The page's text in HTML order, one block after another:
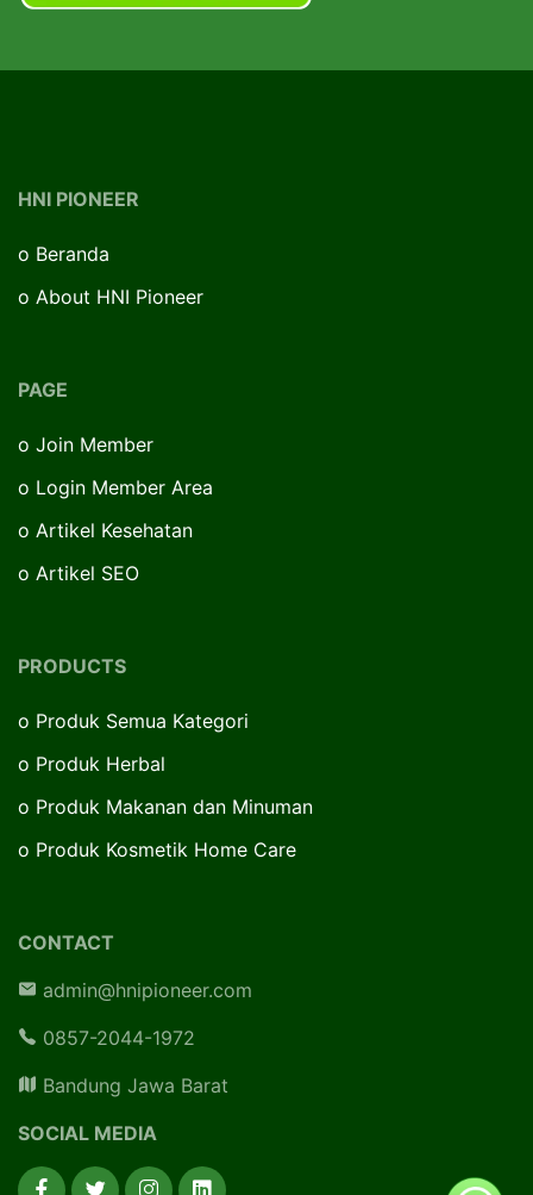
HNI PIONEER
o Beranda
o About HNI Pioneer
PAGE
o Join Member
o Login Member Area
o Artikel Kesehatan
o Artikel SEO
PRODUCTS
o Produk Semua Kategori
o Produk Herbal
o Produk Makanan dan Minuman
o Produk Kosmetik Home Care
CONTACT
admin@hnipioneer.com
0857-2044-1972
Bandung Jawa Barat
SOCIAL MEDIA